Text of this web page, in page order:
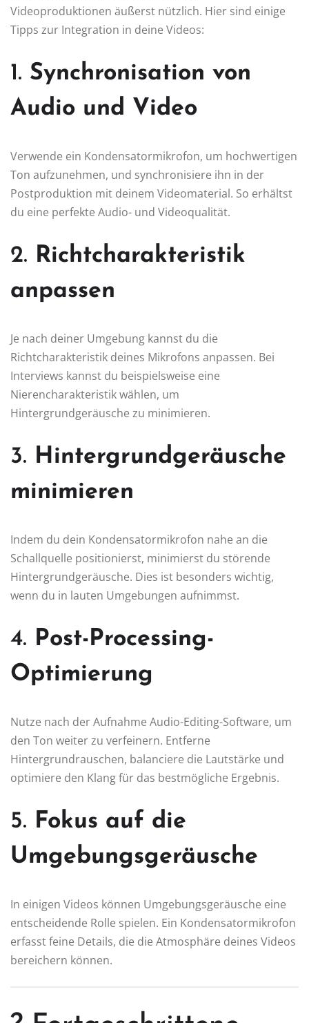
Videoproduktionen äußerst nützlich. Hier sind einige
Tipps zur Integration in deine Videos:
1. Synchronisation von
Audio und Video
Verwende ein Kondensatormikrofon, um hochwertigen
Ton aufzunehmen, und synchronisiere ihn in der
Postproduktion mit deinem Videomaterial. So erhältst
du eine perfekte Audio- und Videoqualität.
2. Richtcharakteristik
anpassen
Je nach deiner Umgebung kannst du die
Richtcharakteristik deines Mikrofons anpassen. Bei
Interviews kannst du beispielsweise eine
Nierencharakteristik wählen, um
Hintergrundgeräusche zu minimieren.
3. Hintergrundgeräusche
minimieren
Indem du dein Kondensatormikrofon nahe an die
Schallquelle positionierst, minimierst du störende
Hintergrundgeräusche. Dies ist besonders wichtig,
wenn du in lauten Umgebungen aufnimmst.
4. Post-Processing-
Optimierung
Nutze nach der Aufnahme Audio-Editing-Software, um
den Ton weiter zu verfeinern. Entferne
Hintergrundrauschen, balanciere die Lautstärke und
optimiere den Klang für das bestmögliche Ergebnis.
5. Fokus auf die
Umgebungsgeräusche
In einigen Videos können Umgebungsgeräusche eine
entscheidende Rolle spielen. Ein Kondensatormikrofon
erfasst feine Details, die die Atmosphäre deines Videos
bereichern können.